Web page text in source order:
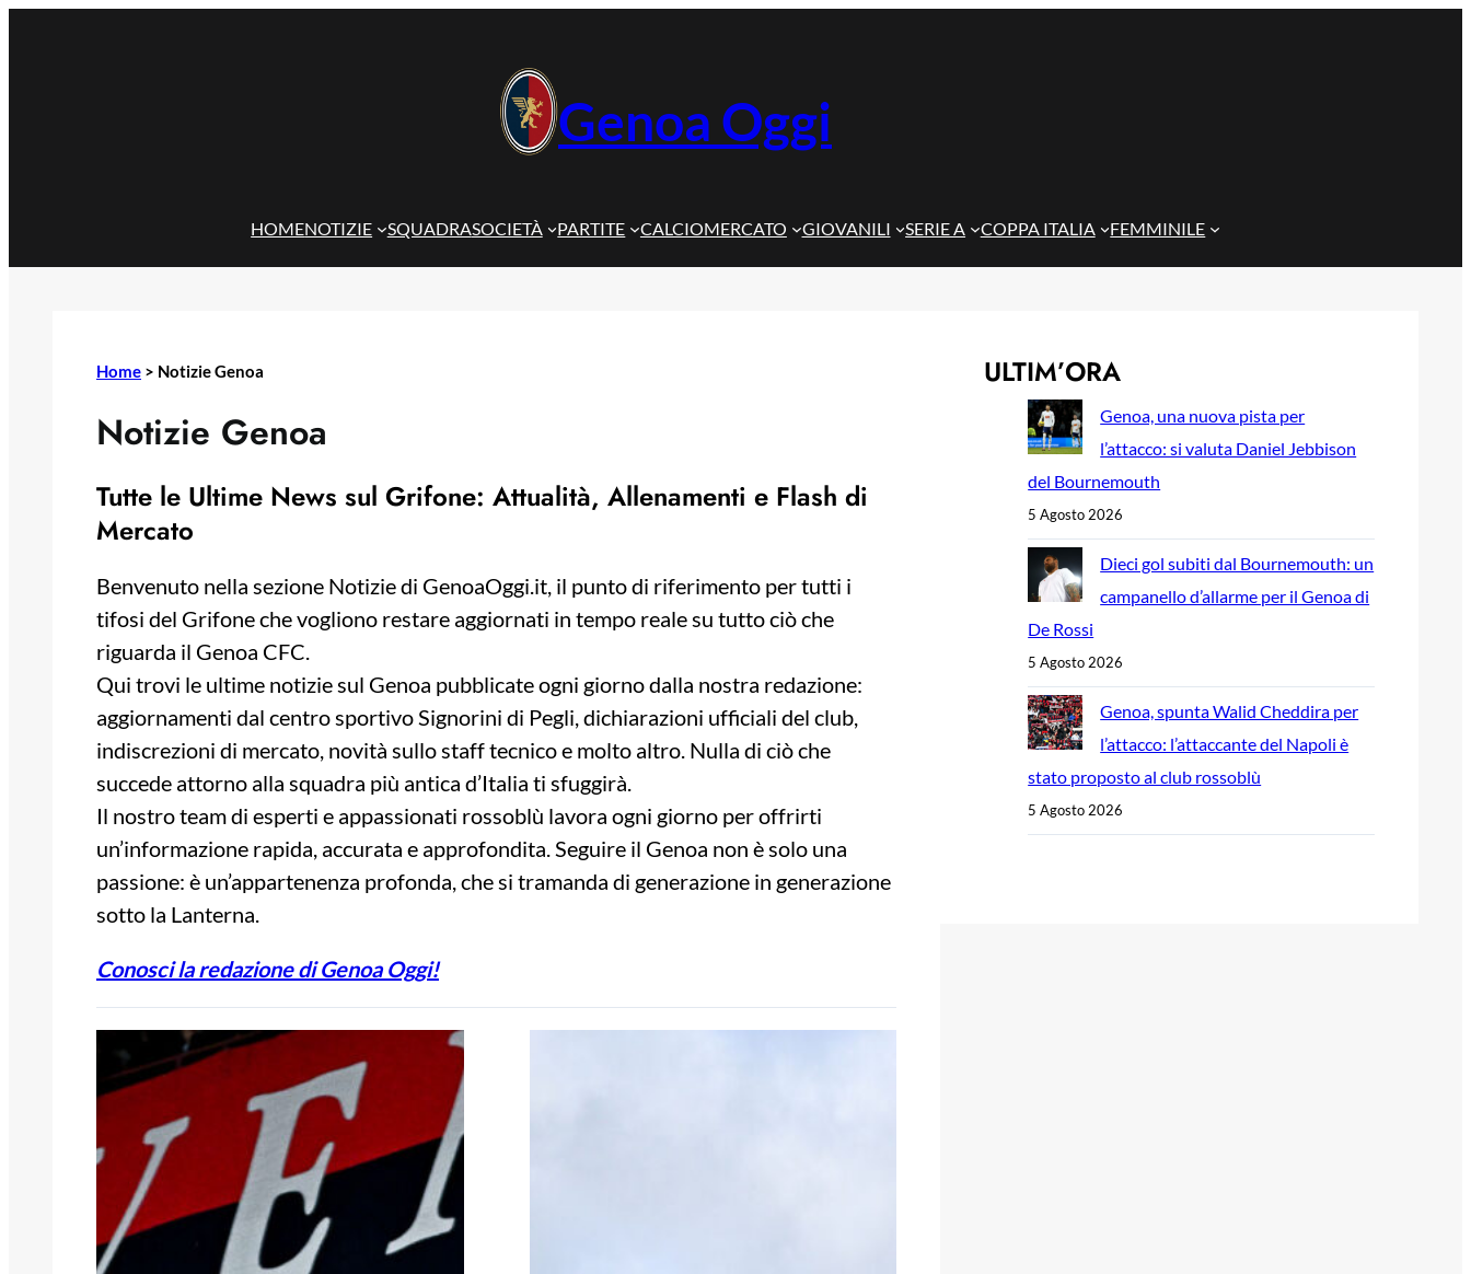
Genoa Oggi
HOMENOTIZIE SQUADRASOCIETÀ PARTITE CALCIOMERCATO GIOVANILI SERIE A COPPA ITALIA FEMMINILE
Home > Notizie Genoa
Notizie Genoa
Tutte le Ultime News sul Grifone: Attualità, Allenamenti e Flash di
Mercato
Benvenuto nella sezione Notizie di GenoaOggi.it, il punto di riferimento per tutti i
tifosi del Grifone che vogliono restare aggiornati in tempo reale su tutto ciò che
riguarda il Genoa CFC.
Qui trovi le ultime notizie sul Genoa pubblicate ogni giorno dalla nostra redazione:
aggiornamenti dal centro sportivo Signorini di Pegli, dichiarazioni ufficiali del club,
indiscrezioni di mercato, novità sullo staff tecnico e molto altro. Nulla di ciò che
succede attorno alla squadra più antica d’Italia ti sfuggirà.
Il nostro team di esperti e appassionati rossoblù lavora ogni giorno per offrirti
un’informazione rapida, accurata e approfondita. Seguire il Genoa non è solo una
passione: è un’appartenenza profonda, che si tramanda di generazione in generazione
sotto la Lanterna.
Conosci la redazione di Genoa Oggi!
ULTIM’ORA
Genoa, una nuova pista per
l’attacco: si valuta Daniel Jebbison
del Bournemouth
5 Agosto 2026
Dieci gol subiti dal Bournemouth: un
campanello d’allarme per il Genoa di
De Rossi
5 Agosto 2026
Genoa, spunta Walid Cheddira per
l’attacco: l’attaccante del Napoli è
stato proposto al club rossoblù
5 Agosto 2026